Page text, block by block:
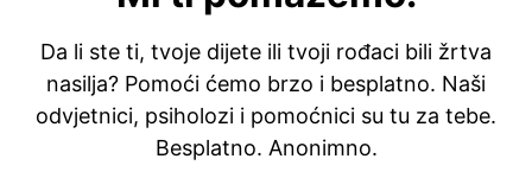
Da li ste ti, tvoje dijete ili tvoji rođaci bili žrtva
nasilja? Pomoći ćemo brzo i besplatno. Naši
odvjetnici, psiholozi i pomoćnici su tu za tebe.
Besplatno. Anonimno.